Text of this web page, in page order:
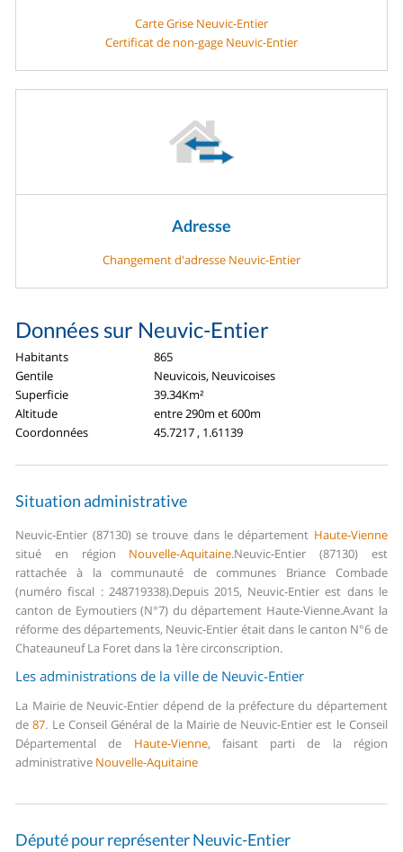
Carte Grise Neuvic-Entier
Certificat de non-gage Neuvic-Entier
Adresse
Changement d'adresse Neuvic-Entier
Données sur Neuvic-Entier
Habitants
865
Gentile
Neuvicois, Neuvicoises
Superficie
39.34Km²
Altitude
entre 290m et 600m
Coordonnées
45.7217 , 1.61139
Situation administrative
Neuvic-Entier (87130) se trouve dans le département Haute-Vienne
situé en région Nouvelle-Aquitaine.Neuvic-Entier (87130) est
rattachée à la communauté de communes Briance Combade
(numéro fiscal : 248719338).Depuis 2015, Neuvic-Entier est dans le
canton de Eymoutiers (N°7) du département Haute-Vienne.Avant la
réforme des départements, Neuvic-Entier était dans le canton N°6 de
Chateauneuf La Foret dans la 1ère circonscription.
Les administrations de la ville de Neuvic-Entier
La Mairie de Neuvic-Entier dépend de la préfecture du département
de87. Le Conseil Général de la Mairie de Neuvic-Entier est le Conseil
Départemental de Haute-Vienne, faisant parti de la région
administrative Nouvelle-Aquitaine
Député pour représenter Neuvic-Entier